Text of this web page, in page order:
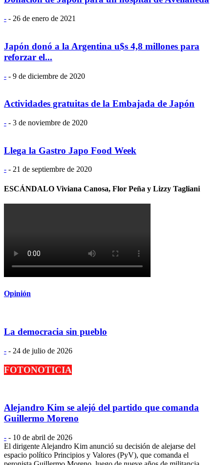
- - 26 de enero de 2021
Japón donó a la Argentina u$s 4,8 millones para
reforzar el...
- - 9 de diciembre de 2020
Actividades gratuitas de la Embajada de Japón
- - 3 de noviembre de 2020
Llega la Gastro Japo Food Week
- - 21 de septiembre de 2020
ESCÁNDALO Viviana Canosa, Flor Peña y Lizzy Tagliani
Opinión
La democracia sin pueblo
- - 24 de julio de 2026
FOTONOTICIA
Alejandro Kim se alejó del partido que comanda
Guillermo Moreno
- - 10 de abril de 2026
El dirigente Alejandro Kim anunció su decisión de alejarse del
espacio político Principios y Valores (PyV), que comanda el